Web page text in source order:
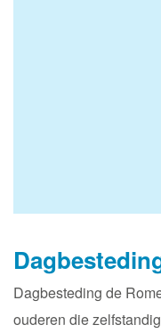
Dagbesteding de
ouderen die